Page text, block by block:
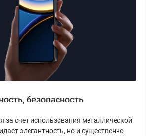
безопасность
за счет использования металлической
элегантность, но и существенно